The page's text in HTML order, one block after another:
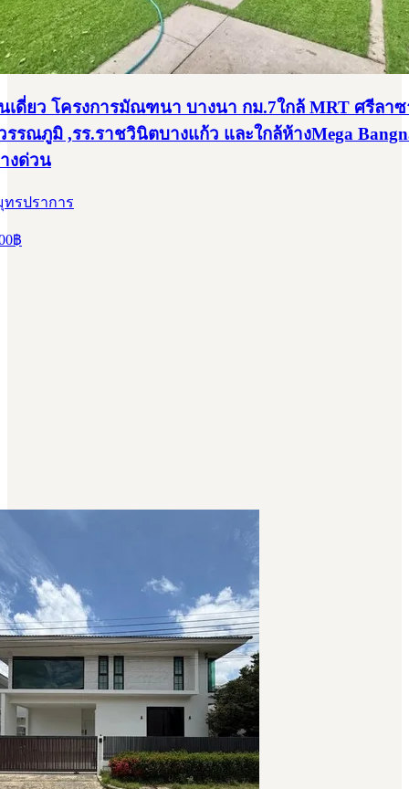
เดี่ยว โครงการมัณฑนา บางนา กม.7ใกล้ MRT ศรีลาซ
รณภูมิ ,รร.ราชวินิตบางแก้ว และใกล้ห้างMega
งด่วน
ทรปราการ
฿